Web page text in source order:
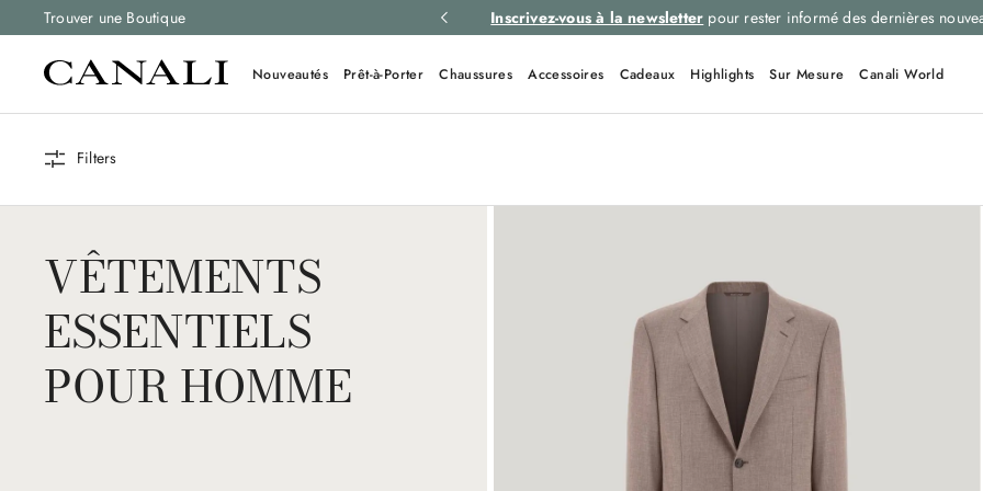
Trouver une Boutique
gratuits sur toutes les commandes. Inscrivez-vous à la newsletter pour rester informé des dernières
Nouveautés Prêt-à-Porter Chaussures Accessoires Cadeaux Highlights Sur Mesure Canali World
Filters
VÊTEMENTS
ESSENTIELS
POUR HOMME